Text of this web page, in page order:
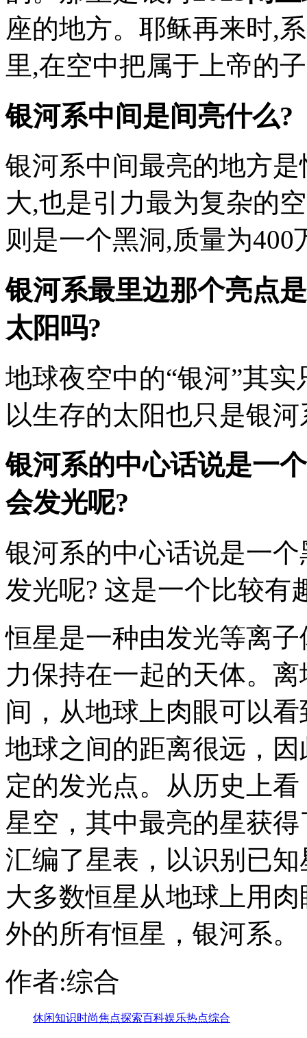
座的地方。耶稣再来时,
里,在空中把属于上帝的
银河系中间是间亮什么?
银河系中间最亮的地方
大,也是引力最为复杂的
则是一个黑洞,质量为
银河系最里边那个亮点
太阳吗?
地球夜空中的“银河”其
以生存的太阳也只是银
银河系的中心话说是一
会发光呢?
银河系的中心话说是一
发光呢? 这是一个比较有
恒星是一种由发光等离
力保持在一起的天体。
间，从地球上肉眼可以
地球之间的距离很远，
定的发光点。从历史上
星空，其中最亮的星获
汇编了星表，以识别已
大多数恒星从地球上用
外的所有恒星，银河系。
作者:综合
休闲知识时尚焦点探索百科娱乐热点综合